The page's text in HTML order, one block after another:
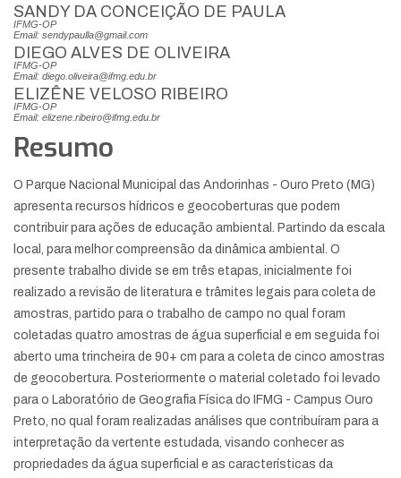
SANDY DA CONCEIÇÃO DE PAULA
IFMG-OP
Email: sendypaulla@gmail.com
DIEGO ALVES DE OLIVEIRA
IFMG-OP
Email: diego.oliveira@ifmg.edu.br
ELIZÊNE VELOSO RIBEIRO
IFMG-OP
Email: elizene.ribeiro@ifmg.edu.br
Resumo
O Parque Nacional Municipal das Andorinhas - Ouro Preto (MG)
apresenta recursos hídricos e geocoberturas que podem
contribuir para ações de educação ambiental. Partindo da escala
local, para melhor compreensão da dinâmica ambiental. O
presente trabalho divide se em três etapas, inicialmente foi
realizado a revisão de literatura e trâmites legais para coleta de
amostras, partido para o trabalho de campo no qual foram
coletadas quatro amostras de água superficial e em seguida foi
aberto uma trincheira de 90+ cm para a coleta de cinco amostras
de geocobertura. Posteriormente o material coletado foi levado
para o Laboratório de Geografia Física do IFMG - Campus Ouro
Preto, no qual foram realizadas análises que contribuíram para a
interpretação da vertente estudada, visando conhecer as
propriedades da água superficial e as características da